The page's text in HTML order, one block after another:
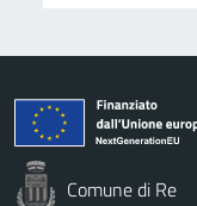
Comune di Re